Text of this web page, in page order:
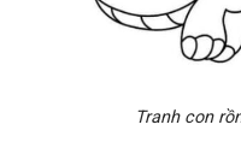
Tranh con